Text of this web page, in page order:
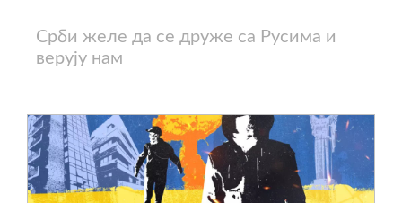
Срби желе да се друже са Русима и
верују нам